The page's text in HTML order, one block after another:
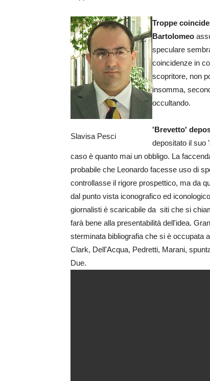
Slavisa Pesci
Troppe
Bartolomeo
speculare
coincidenze in
scopritore, non
insomma,
occultando.
'Brevetto'
depositato il suo
caso è quanto mai un obbligo. La
probabile che Leonardo facesse uso di
controllasse il rigore prospettico, ma da
dal punto vista iconografico ed
giornalisti è scaricabile da siti che si
farà bene alla presentabilità dell'idea.
sterminata bibliografia che si è occupata
Clark, Dell'Acqua, Pedretti, Marani,
Due.